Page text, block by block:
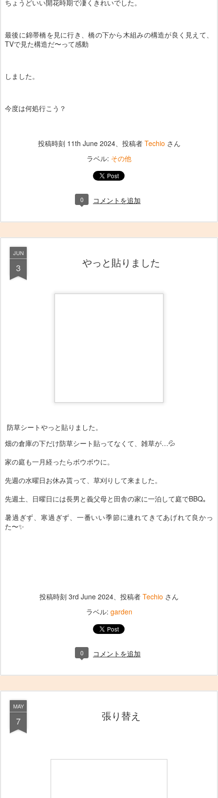
ちょうどいい開花時期で凄くきれいでした。
最後に錦帯橋を見に行き、橋の下から木組みの構造が良く見えて、
TVで見た構造だ〜って感動
しました。
今度は何処行こう？
投稿時刻 11th June 2024、投稿者 Techio さん
ラベル: その他
0 コメントを追加
JUN
3 やっと貼りました
防草シートやっと貼りました。
畑の倉庫の下だけ防草シート貼ってなくて、雑草が…💦
家の庭も一月経ったらボウボウに。
先週の水曜日お休み貰って、草刈りして来ました。
先週土、日曜日には長男と義父母と田舎の家に一泊して庭でBBQ｡
暑過ぎず、寒過ぎず、一番いい季節に連れてきてあげれて良かっ
た〜✨
投稿時刻 3rd June 2024、投稿者 Techio さん
ラベル: garden
0 コメントを追加
MAY
7 張り替え